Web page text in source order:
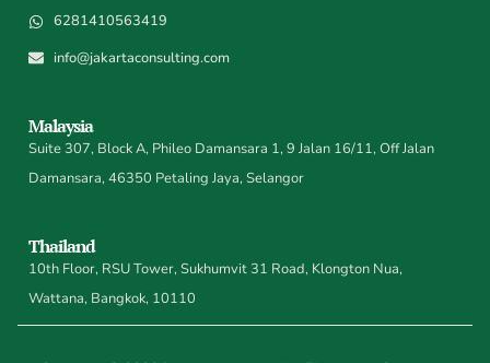
6281410563419
info@jakartaconsulting.com
Malaysia
Suite 307, Block A, Phileo Damansara 1, 9 Jalan 16/11, Off Jalan
Damansara, 46350 Petaling Jaya, Selangor
Thailand
10th Floor, RSU Tower, Sukhumvit 31 Road, Klongton Nua,
Wattana, Bangkok, 10110